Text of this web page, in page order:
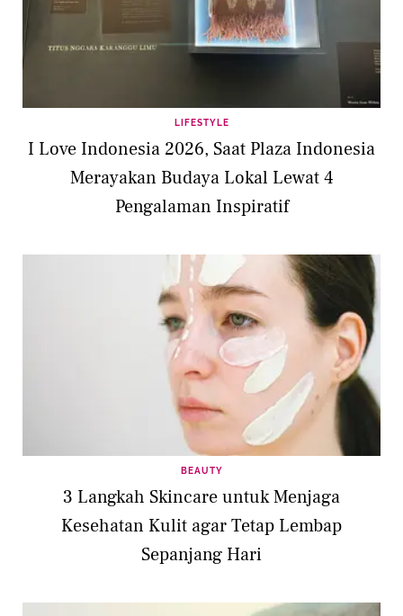
LIFESTYLE
I Love Indonesia 2026, Saat Plaza Indonesia
Merayakan Budaya Lokal Lewat 4
Pengalaman Inspiratif
BEAUTY
3 Langkah Skincare untuk Menjaga
Kesehatan Kulit agar Tetap Lembap
Sepanjang Hari